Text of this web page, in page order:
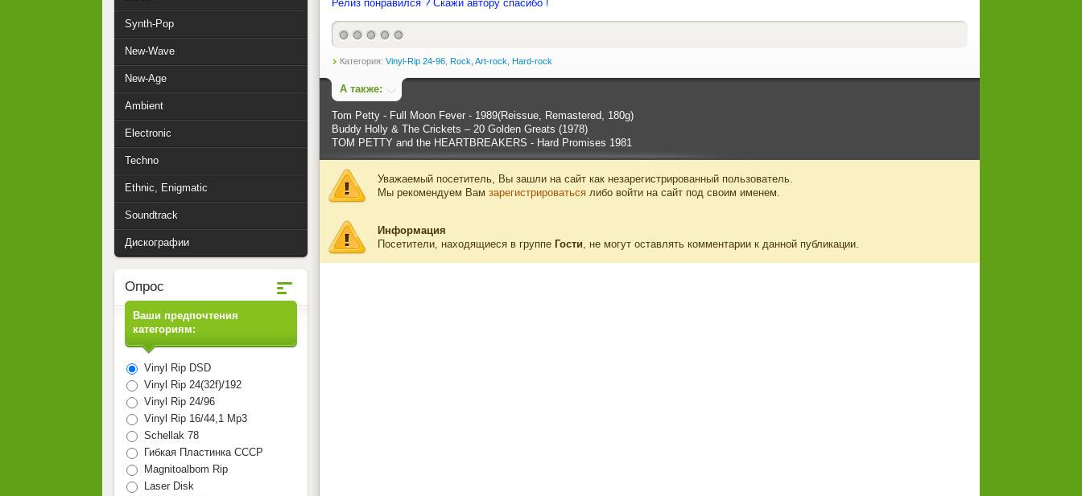
Релиз понравился ? Скажи автору спасибо !
Категория: Vinyl-Rip 24-96 Rock, Art-rock, Hard-rock
А также:
Tom Petty - Full Moon Fever - 1989(Reissue, Remastered, 180g)
Buddy Holly & The Crickets ‎– 20 Golden Greats (1978)
TOM PETTY and the HEARTBREAKERS - Hard Promises 1981
Уважаемый посетитель, Вы зашли на сайт как незарегистрированный пользователь.
Мы рекомендуем Вам зарегистрироваться либо войти на сайт под своим именем.
Информация
Посетители, находящиеся в группе Гости, не могут оставлять комментарии к данной публикации.
Synth-Pop
New-Wave
New-Age
Ambient
Electronic
Techno
Ethnic, Enigmatic
Soundtrack
Дискографии
Опрос
Ваши предпочтения
категориям:
Vinyl Rip DSD
Vinyl Rip 24(32f)/192
Vinyl Rip 24/96
Vinyl Rip 16/44,1 Mp3
Schellak 78
Гибкая Пластинка СССР
Magnitoalbom Rip
Laser Disk